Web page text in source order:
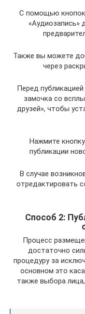
С помощью кнопок
«Аудиозапись»
Также вы можете
через
Перед
замочка со
друзей», чтобы
Нажмите
публикации
В случае
отредактировать
Способ 2:
Процесс
достаточно
процедуру за
основном это
также выбора